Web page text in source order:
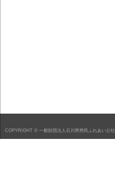
COPYRIGHT © 一般財団法人石川県県民ふれあい公社